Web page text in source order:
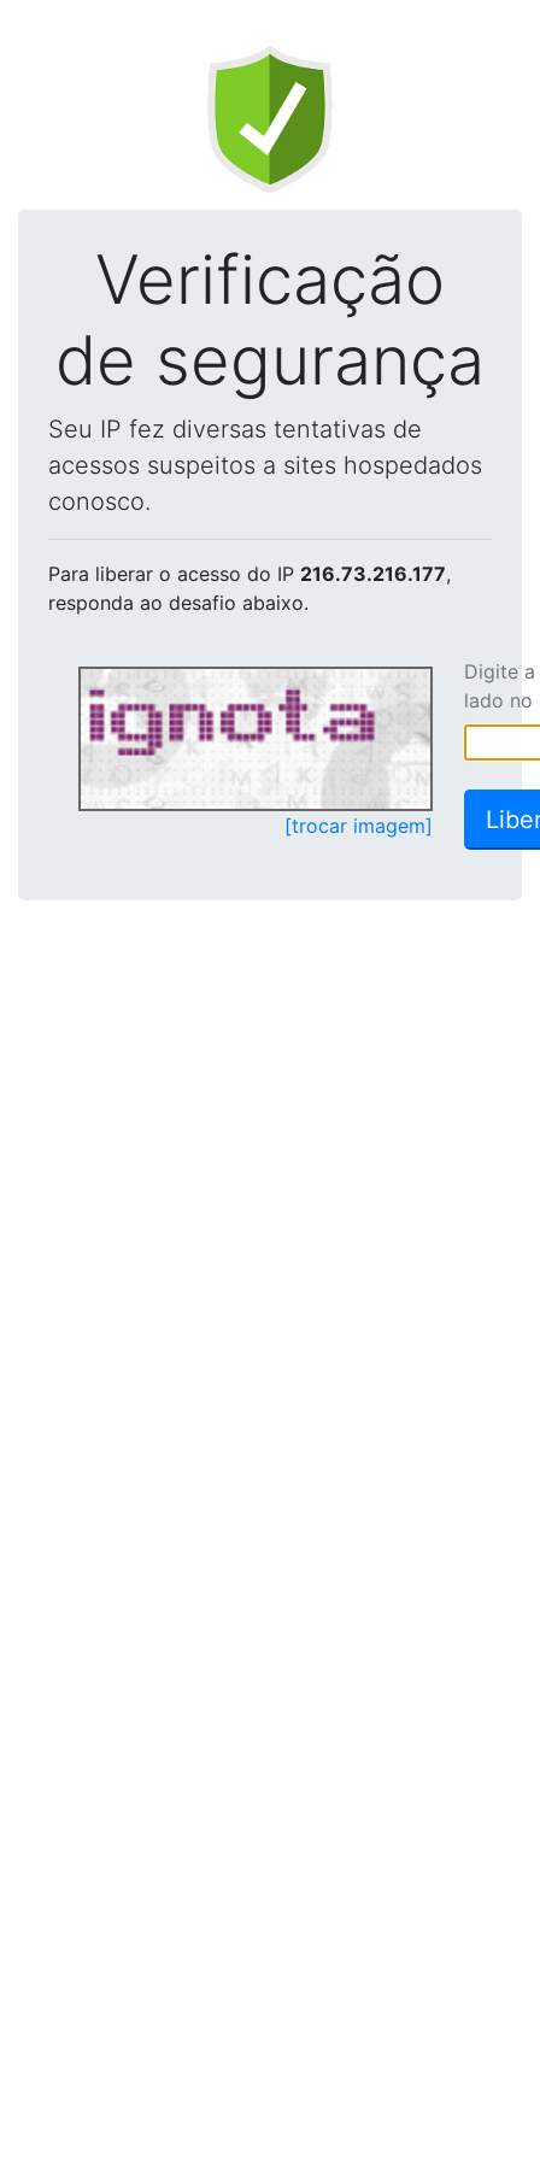
Verificação
de segurança
Seu IP fez diversas tentativas de
acessos suspeitos a sites hospedados
conosco.
Para liberar o acesso do IP 216.73.216.177,
responda ao desafio abaixo.
[trocar imagem]
Digite
lado no